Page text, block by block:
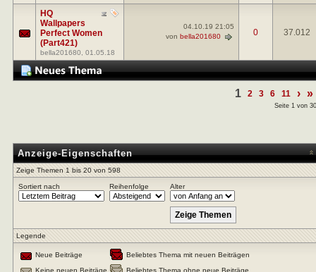
HQ
Wallpapers
Perfect Women
(Part421)
bella201680 , 01.05.18
04.10.19 21:05
von bella201680 0 37.012
1 2 3 6 11 › »
Seite 1 von 30
Anzeige-Eigenschaften
Zeige Themen 1 bis 20 von 598
Sortiert nach Reihenfolge Alter
Legende
Neue Beiträge
Beliebtes Thema mit neuen Beiträgen
Keine neuen Beiträge
Beliebtes Thema ohne neue Beiträge